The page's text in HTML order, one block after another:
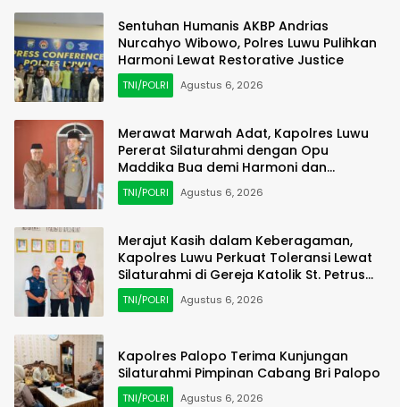
Sentuhan Humanis AKBP Andrias
Nurcahyo Wibowo, Polres Luwu Pulihkan
Harmoni Lewat Restorative Justice
TNI/POLRI Agustus 6, 2026
Merawat Marwah Adat, Kapolres Luwu
Pererat Silaturahmi dengan Opu
Maddika Bua demi Harmoni dan
Kamtibmas
TNI/POLRI Agustus 6, 2026
Merajut Kasih dalam Keberagaman,
Kapolres Luwu Perkuat Toleransi Lewat
Silaturahmi di Gereja Katolik St. Petrus
Padang Sappa
TNI/POLRI Agustus 6, 2026
Kapolres Palopo Terima Kunjungan
Silaturahmi Pimpinan Cabang Bri Palopo
TNI/POLRI Agustus 6, 2026